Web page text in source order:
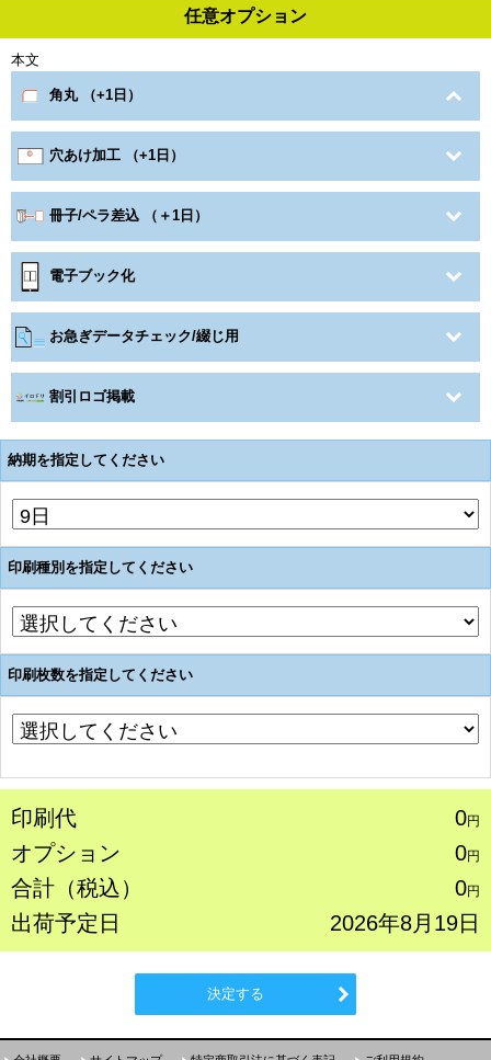
任意オプション
本文
角丸 （+1日）
穴あけ加工 （+1日）
冊子/ペラ差込 （＋1日）
電子ブック化
お急ぎデータチェック/綴じ用
割引ロゴ掲載
納期を指定してください
印刷種別を指定してください
印刷枚数を指定してください
印刷代 0円
オプション 0円
合計（税込） 0円
出荷予定日 2026年8月19日
決定する